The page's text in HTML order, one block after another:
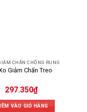
CHẤN CHỐNG RUNG
Giảm Chấn Treo
297.350₫
VÀO GIỎ HÀNG